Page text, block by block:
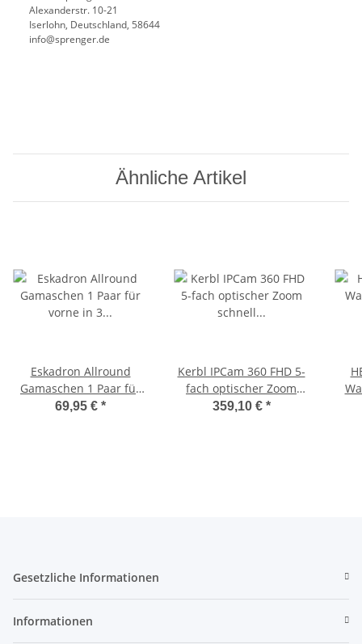
Alexanderstr. 10-21
Iserlohn, Deutschland, 58644
info@sprenger.de
Ähnliche Artikel
Eskadron Allround
Gamaschen 1 Paar für
vorne in 3 Farben
69,95 € *
Kerbl IPCam 360 FHD 5-
fach optischer Zoom
schnell schwenkende
359,10 € *
Gesetzliche Informationen
Informationen